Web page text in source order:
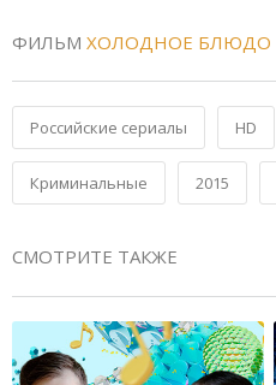
ФИЛЬМ ХОЛОДНОЕ БЛЮДО
Российские сериалы HD
Криминальные 2015
СМОТРИТЕ ТАКЖЕ